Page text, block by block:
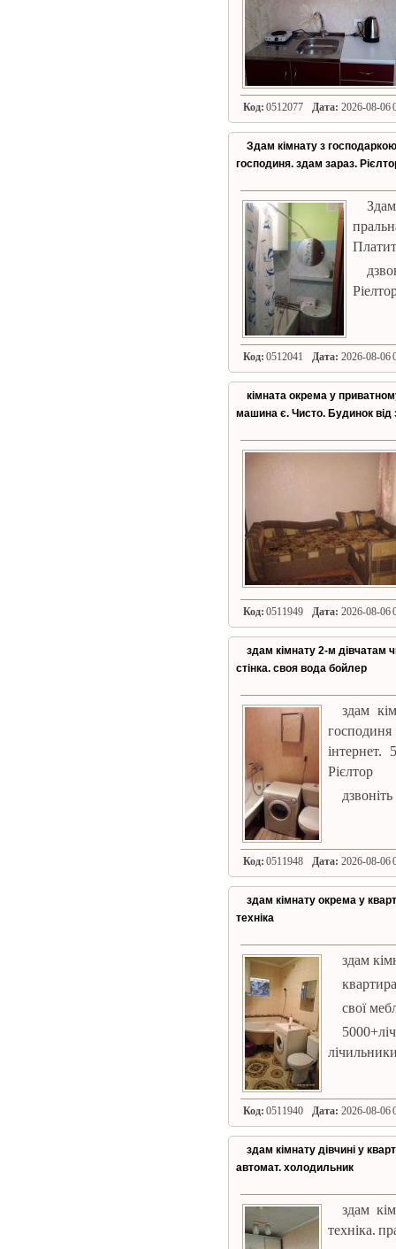
Код: 0512077 Дата: 2026-08-06
Здам кімнату з
господиня. здам зараз.
Код: 0512041 Дата: 2026-08-06
кімната окрема у
машина є. Чисто. Будинок від
Код: 0511949 Дата: 2026-08-06
здам кімнату 2-м дівчатам
стінка. своя вода бойлер
здам
господиня
інтернет.
Рієлтор
дзвоніть
Код: 0511948 Дата: 2026-08-06
здам кімнату окрема у
техніка
здам
свої
Код: 0511940 Дата: 2026-08-06
здам кімнату дівчині у
автомат. холодильник
здам
техніка.